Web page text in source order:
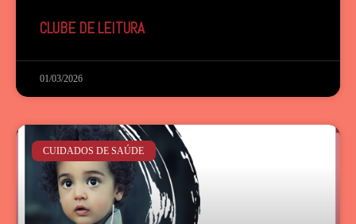
CLUBE DE LEITURA
01/03/2026
CUIDADOS DE SAÚDE